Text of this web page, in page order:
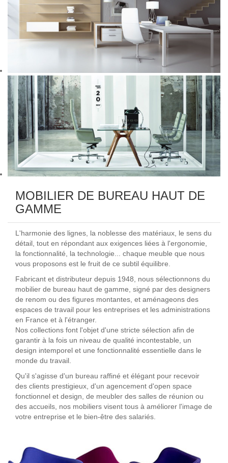
MOBILIER DE BUREAU HAUT DE
GAMME
L'harmonie des lignes, la noblesse des matériaux, le sens du
détail, tout en répondant aux exigences liées à l'ergonomie,
la fonctionnalité, la technologie... chaque meuble que nous
vous proposons est le fruit de ce subtil équilibre.
Fabricant et distributeur depuis 1948, nous sélectionnons du
mobilier de bureau haut de gamme, signé par des designers
de renom ou des figures montantes, et aménageons des
espaces de travail pour les entreprises et les administrations
en France et à l'étranger.
Nos collections font l'objet d'une stricte sélection afin de
garantir à la fois un niveau de qualité incontestable, un
design intemporel et une fonctionnalité essentielle dans le
monde du travail.
Qu'il s'agisse d'un bureau raffiné et élégant pour recevoir
des clients prestigieux, d'un agencement d'open space
fonctionnel et design, de meubler des salles de réunion ou
des accueils, nos mobiliers visent tous à améliorer l'image de
votre entreprise et le bien-être des salariés.